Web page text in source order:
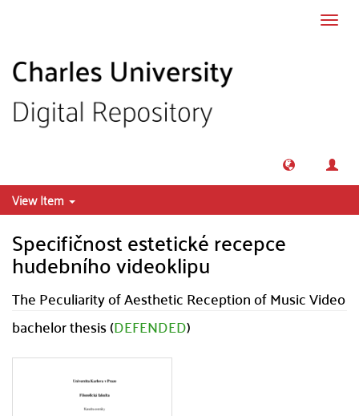
View Item
Specifičnost estetické recepce
hudebního videoklipu
The Peculiarity of Aesthetic Reception of Music Video
bachelor thesis (DEFENDED)